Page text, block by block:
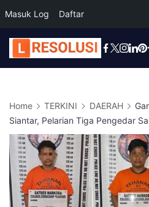
Masuk Log Daftar
Skip
to
Home TERKINI DAERAH
Siantar, Pelarian Tiga Pengedar